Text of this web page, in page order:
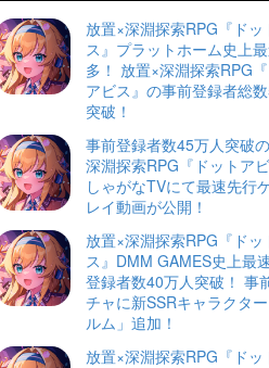
放置×深淵探索RPG『ドッ
ス』プラットホーム史上
多！ 放置×深淵探索RPG
アビス』の事前登録者総
突破！
事前登録者数45万人突破
深淵探索RPG『ドットア
しゃがなTVにて最速先行
レイ動画が公開！
放置×深淵探索RPG『ドッ
ス』DMM GAMES史上最
登録者数40万人突破！ 事
チャに新SSRキャラクタ
ルム」追加！
放置×深淵探索RPG『ドッ